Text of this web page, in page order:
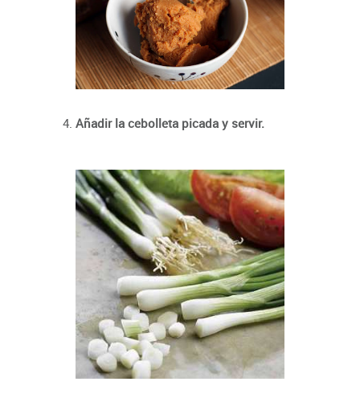
Añadir la cebolleta picada y servir.